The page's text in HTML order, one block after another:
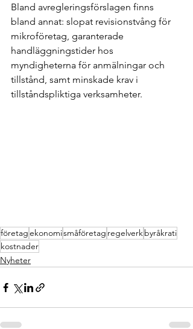
Bland avregleringsförslagen finns
bland annat: slopat revisionstvång för
mikroföretag, garanterade
handläggningstider hos
myndigheterna för anmälningar och
tillstånd, samt minskade krav i
tillståndspliktiga verksamheter.
företagekonomismåföretag regelverkbyråkrati
kostnader
Nyheter